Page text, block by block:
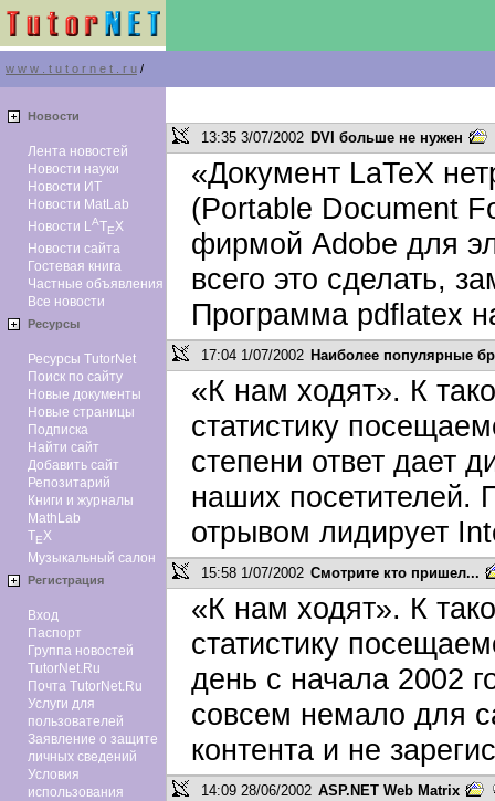
w w w . t u t o r n e t . r u /
Новоcти
Лента новостей
Новости науки
Новости ИТ
Новости MatLab
Новости LATEX
Новости сайта
Гостевая книга
Частные объявления
Все новости
Ресурсы
Ресурсы TutorNet
Поиск по сайту
Новые документы
Новые страницы
Подписка
Найти сайт
Добавить сайт
Репозитарий
Книги и журналы
MathLab
TEX
Музыкальный салон
Регистрация
Вход
Паспорт
Группа новостей
TutorNet.Ru
Почта TutorNet.Ru
Услуги для
пользователей
Заявление о защите
личных сведений
Условия
использования
13:35 3/07/2002 DVI больше не нужен
«Документ LaTeX
(Portable Document
фирмой Adobe для
всего это сделать,
Программа pdflatex
17:04 1/07/2002 Наиболее популярные
«К нам ходят». К
статистику
степени ответ дает
наших
отрывом лидирует
15:58 1/07/2002 Смотрите кто пришел...
«К нам ходят». К
статистику
день с начала 2002
совсем немало для
контента и не
14:09 28/06/2002 ASP.NET Web Matrix